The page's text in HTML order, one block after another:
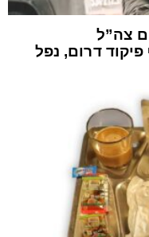
צה”ל
פיקוד דרום, נפל